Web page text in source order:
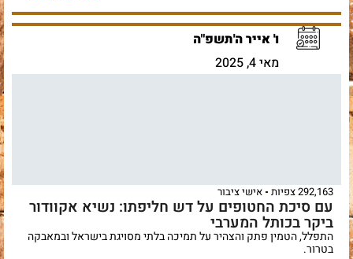
ו' אייר ה'תשפ"ה
מאי 4, 2025
292,163 צפיות אישי ציבור
עם סיכת החטופים על דש חליפתו: נשיא אקוודור
ביקר בכותל המערבי
התפלל, הטמין פתק והצהיר על תמיכה בלתי מסויגת בישראל ובמאבקה
בטרור.